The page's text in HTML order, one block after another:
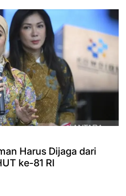
Harus Dijaga dari
ke-81 RI